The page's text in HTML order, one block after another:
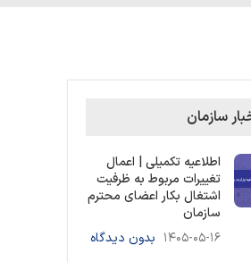
سازمان
اطلاعیه تکمیلی | اعمال
تغییرات مربوط به ظرفیت
اشتغال بکار اعضای محترم
سازمان
۱۴۰۵-۰۵-۱۶ بدون دیدگاه